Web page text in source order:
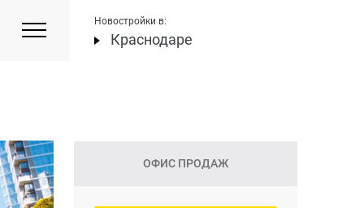
Новостройки в:
Краснодаре
ОФИС ПРОДАЖ